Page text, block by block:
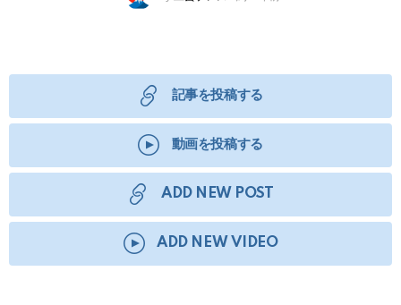
記事を投稿する
動画を投稿する
ADD NEW POST
ADD NEW VIDEO